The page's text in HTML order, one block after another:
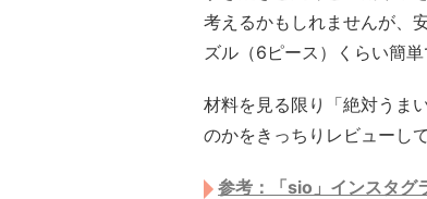
考えるかもしれませんが、
ズル（6ピース）くらい簡単
材料を見る限り「絶対うま
のかをきっちりレビューし
参考：「sio」インスタグ